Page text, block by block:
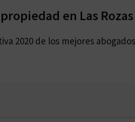
en Las
2020 de los mejores abogados